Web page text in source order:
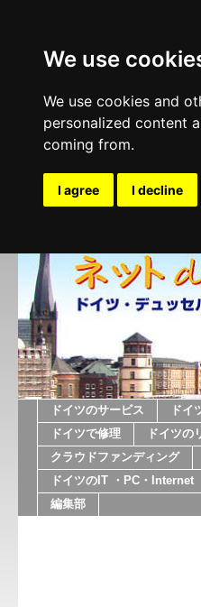
We use
We use cookies and
personalized content
coming from.
I agree I decline
ドイツのサービス ドイ
ドイツで修理
ドイツの
クラウドファンディング
ドイツのIT ・PC・Internet
編集部